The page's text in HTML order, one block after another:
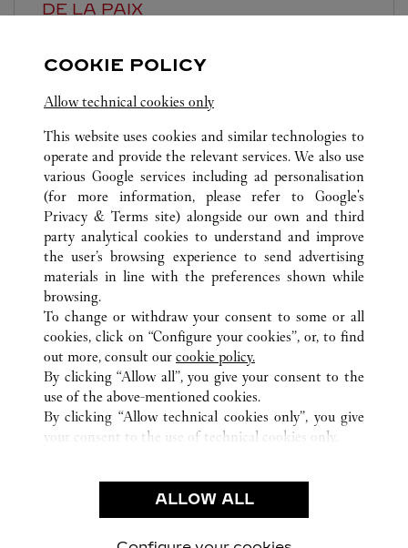
DE LA PAIX
13 rue de la Paix
ALL CARTIER LOCATIONS FRANKRIJK
PARIS
51 RUE FRANÇOIS 1ER
KLANTENSERVICE
CONTACT
VEELGESTELDE VRAGEN
ONS BEDRIJF
CARRIÈRES
EEN BOUTIQUE VINDEN
GEBRUIKSVOORWAARDEN
PRIVACYBELEID
VERKOOPVOORWAARDEN
COOKIE POLICY
Allow technical cookies only
This website uses cookies and similar technologies to
operate and provide the relevant services. We also use
various Google services including ad personalisation
(for more information, please refer to Google's
Privacy & Terms site) alongside our own and third
party analytical cookies to understand and improve
the user’s browsing experience to send advertising
materials in line with the preferences shown while
browsing.
To change or withdraw your consent to some or all
cookies, click on “Configure your cookies”, or, to find
out more, consult our cookie policy.
By clicking “Allow all”, you give your consent to the
use of the above-mentioned cookies.
By clicking “Allow technical cookies only”, you give
your consent to the use of technical cookies only.
ALLOW ALL